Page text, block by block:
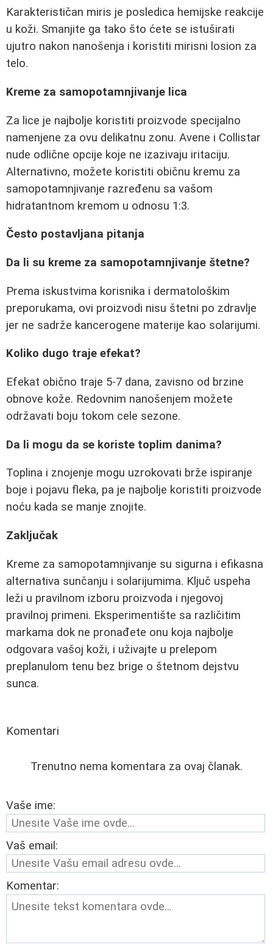
Karakterističan miris je posledica hemijske reakcije
u koži. Smanjite ga tako što ćete se istuširati
ujutro nakon nanošenja i koristiti mirisni losion za
telo.
Kreme za samopotamnjivanje lica
Za lice je najbolje koristiti proizvode specijalno
namenjene za ovu delikatnu zonu. Avene i Collistar
nude odlične opcije koje ne izazivaju iritaciju.
Alternativno, možete koristiti običnu kremu za
samopotamnjivanje razređenu sa vašom
hidratantnom kremom u odnosu 1:3.
Često postavljana pitanja
Da li su kreme za samopotamnjivanje štetne?
Prema iskustvima korisnika i dermatološkim
preporukama, ovi proizvodi nisu štetni po zdravlje
jer ne sadrže kancerogene materije kao solarijumi.
Koliko dugo traje efekat?
Efekat obično traje 5-7 dana, zavisno od brzine
obnove kože. Redovnim nanošenjem možete
održavati boju tokom cele sezone.
Da li mogu da se koriste toplim danima?
Toplina i znojenje mogu uzrokovati brže ispiranje
boje i pojavu fleka, pa je najbolje koristiti proizvode
noću kada se manje znojite.
Zaključak
Kreme za samopotamnjivanje su sigurna i efikasna
alternativa sunčanju i solarijumima. Ključ uspeha
leži u pravilnom izboru proizvoda i njegovoj
pravilnoj primeni. Eksperimentište sa različitim
markama dok ne pronađete onu koja najbolje
odgovara vašoj koži, i uživajte u prelepom
preplanulom tenu bez brige o štetnom dejstvu
sunca.
Komentari
Trenutno nema komentara za ovaj članak.
Vaše ime:
Vaš email:
Komentar: